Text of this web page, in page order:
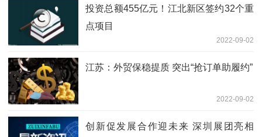
投资总额455亿元！江北新区签约32个重
点项目
2022-09-02
江苏：外贸保稳提质 突出“抢订单助履约”
2022-09-02
创新促发展合作迎未来 深圳展团亮相